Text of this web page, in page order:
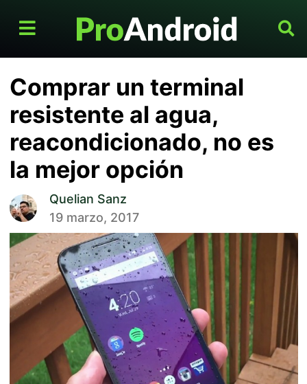
Comprar un terminal
resistente al agua,
reacondicionado, no es
la mejor opción
Quelian Sanz
19 marzo, 2017